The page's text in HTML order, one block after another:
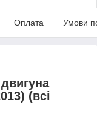
Оплата Умови
(всі